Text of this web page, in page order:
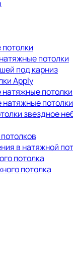
потолки
под карниз
Apply
потолки
потолки
звездное
в натяжной
потолка
потолка